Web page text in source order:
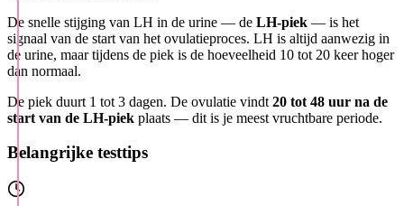
De snelle stijging van LH in de urine — de LH-piek — is het
signaal van de start van het ovulatieproces. LH is altijd aanwezig in
de urine, maar tijdens de piek is de hoeveelheid 10 tot 20 keer hoger
dan normaal.
De piek duurt 1 tot 3 dagen. De ovulatie vindt 20 tot 48 uur na de
start van de LH-piek plaats — dit is je meest vruchtbare periode.
Belangrijke testtips